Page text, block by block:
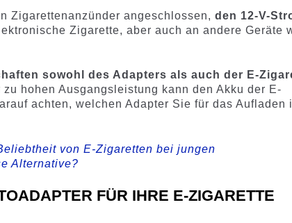
Zigarettenanzünder angeschlossen,den 12-V-
Zigarette, aber auch an andere Geräte
sowohl des Adapters als auch der E-
hohen Ausgangsleistung kann den Akku der E-
achten, welchen Adapter Sie für das Aufladen
von E-Zigaretten bei jungen
Alternative?
FÜR IHRE E-ZIGARETTE